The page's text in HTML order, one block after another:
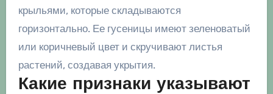
крыльями, которые складываются
горизонтально. Ее гусеницы имеют зеленоватый
или коричневый цвет и скручивают листья
растений, создавая укрытия.
Какие признаки указывают